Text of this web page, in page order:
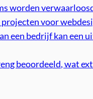
worden
voor
een bedrijf kan een
beoordeeld, wat